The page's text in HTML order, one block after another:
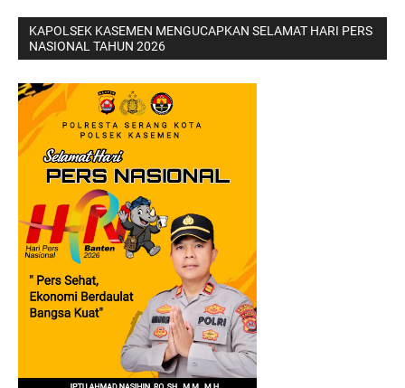
KAPOLSEK KASEMEN MENGUCAPKAN SELAMAT HARI PERS
NASIONAL TAHUN 2026